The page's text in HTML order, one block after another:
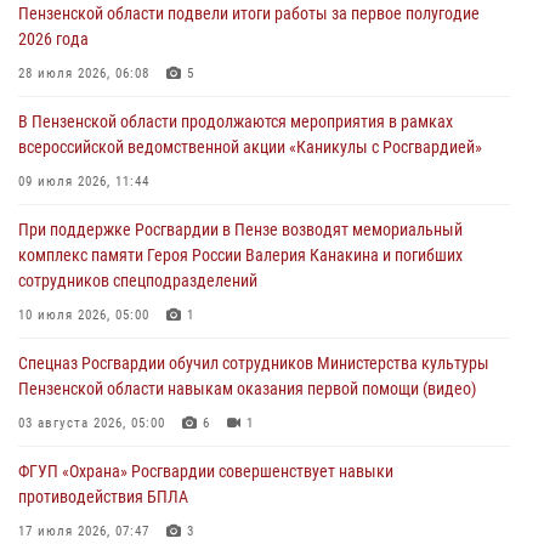
В Пензе сотрудники Росгвардии оказали помощь
дезориентированному пенсионеру
В Пензе при силовой поддержке Росгвардии пресечена
деятельность ОПГ, маскировавшейся под реабилитационный центр
04 августа 2026, 07:05 4
В Управлении Росгвардии по Пензенской области подвели итоги
работы за первое полугодие 2026 года
Пензенской области подвели итоги работы за первое полугодие
2026 года
28 июля 2026, 06:08 5
В Пензенской области продолжаются мероприятия в рамках
всероссийской ведомственной акции «Каникулы с Росгвардией»
09 июля 2026, 11:44
При поддержке Росгвардии в Пензе возводят мемориальный
комплекс памяти Героя России Валерия Канакина и погибших
сотрудников спецподразделений
10 июля 2026, 05:00 1
Спецназ Росгвардии обучил сотрудников Министерства культуры
Пензенской области навыкам оказания первой помощи (видео)
03 августа 2026, 05:00 6 1
ФГУП «Охрана» Росгвардии совершенствует навыки
противодействия БПЛА
17 июля 2026, 07:47 3